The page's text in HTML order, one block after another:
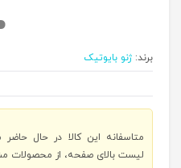
برند: ژنو بایوتیک
متاسفانه این کالا در حال
لیست بالای صفحه، از محصولات